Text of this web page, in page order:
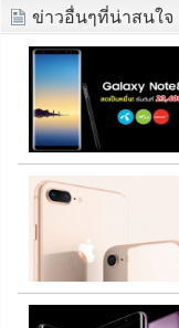
ข่าวอื่นๆที่น่าสนใจ